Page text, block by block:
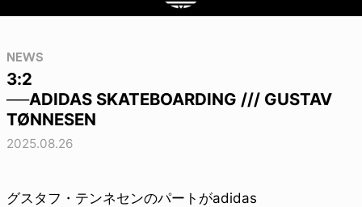
NEWS
3:2
──ADIDAS SKATEBOARDING /// GUSTAV
TØNNESEN
2025.08.26
グスタフ・テンネセンのパートがadidas